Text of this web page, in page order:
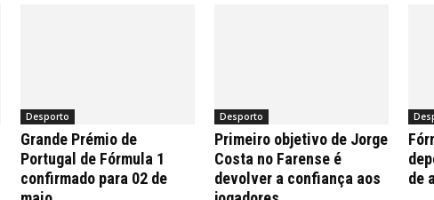
Desporto
Grande Prémio de
Portugal de Fórmula 1
confirmado para 02 de
Desporto
Primeiro objetivo de Jorge
Costa no Farense é
devolver a confiança aos
de